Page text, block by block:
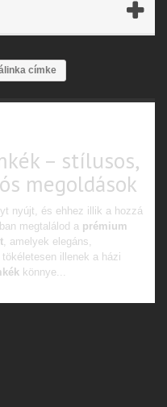
címke
– stílusos,
megoldások
nyújt, és ehhez illik a hozzá
megtalálod a prémium
, amelyek elegáns,
illenek a házi
könnye...